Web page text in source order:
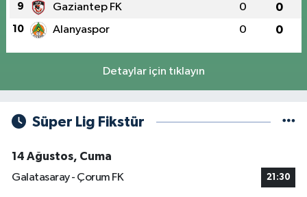
9 Gaziantep FK 0 0
10 Alanyaspor 0 0
Detaylar için tıklayın
Süper Lig Fikstür
14 Ağustos, Cuma
Galatasaray - Çorum FK
21:30